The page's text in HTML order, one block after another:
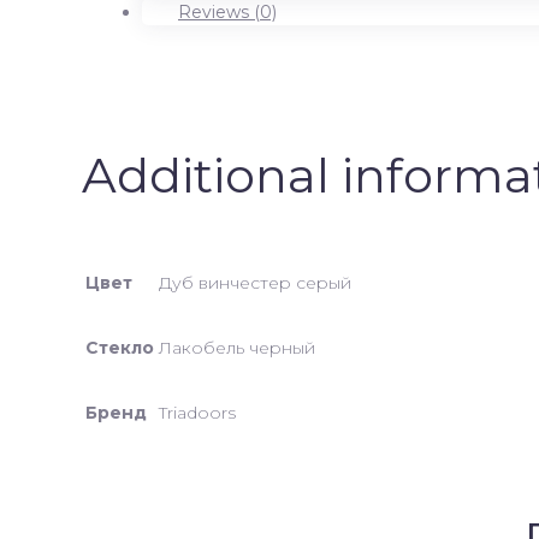
черный
Reviews (0)
Additional
Цвет Дуб винчестер серый
Стекло Лакобель черный
Бренд Triadoors